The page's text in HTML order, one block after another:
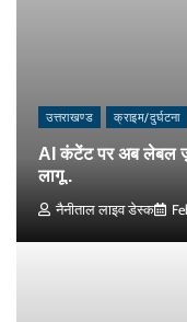
उत्तराखण्ड क्राइम/दुर्घटना
AI कंटेंट पर अब लेबल
लागू..
नैनीताल लाइव डेस्क